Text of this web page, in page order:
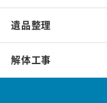
遺品整理
解体工事